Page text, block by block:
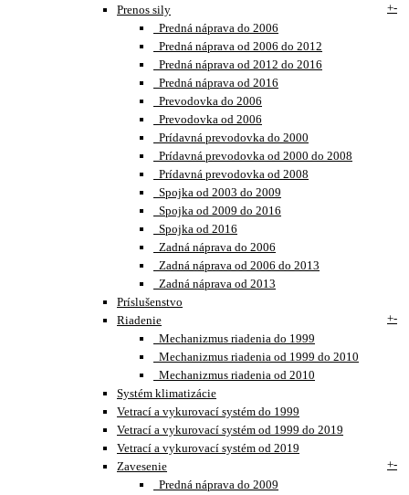
Prenos sily
+-
Predná náprava do 2006
Predná náprava od 2006 do 2012
Predná náprava od 2012 do 2016
Predná náprava od 2016
Prevodovka do 2006
Prevodovka od 2006
Prídavná prevodovka do 2000
Prídavná prevodovka od 2000 do 2008
Prídavná prevodovka od 2008
Spojka od 2003 do 2009
Spojka od 2009 do 2016
Spojka od 2016
Zadná náprava do 2006
Zadná náprava od 2006 do 2013
Zadná náprava od 2013
Príslušenstvo
Riadenie
+-
Mechanizmus riadenia do 1999
Mechanizmus riadenia od 1999 do 2010
Mechanizmus riadenia od 2010
Systém klimatizácie
Vetrací a vykurovací systém do 1999
Vetrací a vykurovací systém od 1999 do 2019
Vetrací a vykurovací systém od 2019
Zavesenie
+-
Predná náprava do 2009